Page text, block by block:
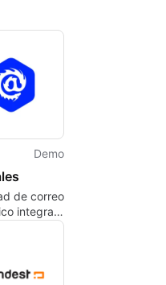
Demo
de correo
integral